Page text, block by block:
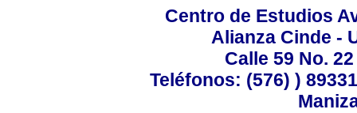
Centro de Estudios
Alianza Cinde -
Calle 59 No.
Teléfonos: (576) )